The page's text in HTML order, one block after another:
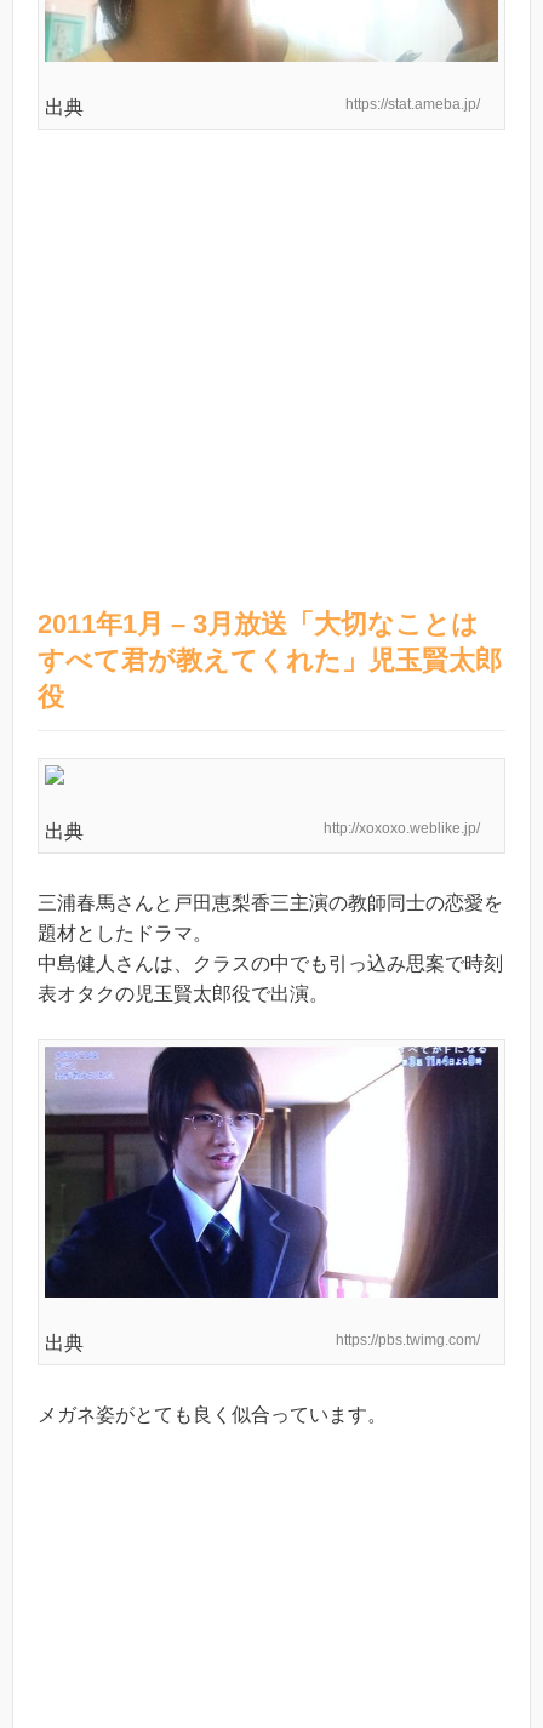
出典 https://stat.ameba.jp/
2011年1月 – 3月放送「大切なことは
すべて君が教えてくれた」児玉賢太郎
役
出典 http://xoxoxo.weblike.jp/
三浦春馬さんと戸田恵梨香三主演の教師同士の恋愛を
題材としたドラマ。
中島健人さんは、クラスの中でも引っ込み思案で時刻
表オタクの児玉賢太郎役で出演。
出典 https://pbs.twimg.com/
メガネ姿がとても良く似合っています。